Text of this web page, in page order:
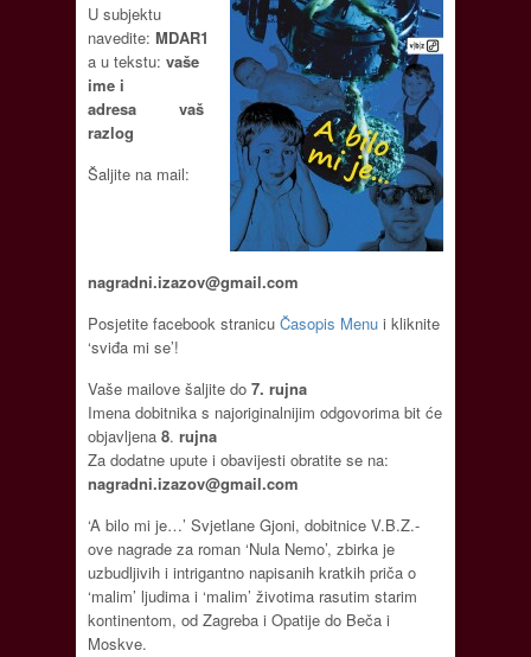
U subjektu
navedite: MDAR1
a u tekstu: vaše
ime i
adresa
vaš
razlog
Šaljite na mail:
nagradni.izazov@gmail.com
Posjetite facebook stranicu Časopis Menu i kliknite
‘sviđa mi se’!
Vaše mailove šaljite do 7. rujna
Imena dobitnika s najoriginalnijim odgovorima bit će
objavljena 8. rujna
Za dodatne upute i obavijesti obratite se na:
nagradni.izazov@gmail.com
‘A bilo mi je…’ Svjetlane Gjoni, dobitnice V.B.Z.-
ove nagrade za roman ‘Nula Nemo’, zbirka je
uzbudljivih i intrigantno napisanih kratkih priča o
‘malim’ ljudima i ‘malim’ životima rasutim starim
kontinentom, od Zagreba i Opatije do Beča i
Moskve.